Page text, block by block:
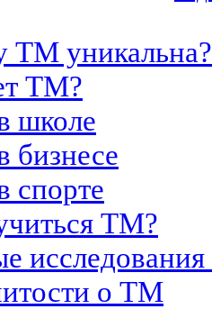
ТМ уникальна?
ТМ?
школе
бизнесе
спорте
ТМ?
о ТМ